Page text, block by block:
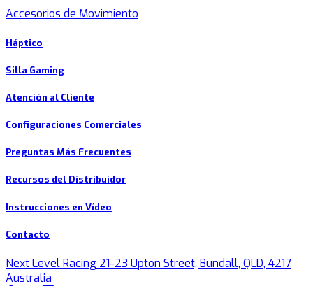
Accesorios de Movimiento
Háptico
Silla Gaming
Atención al Cliente
Configuraciones Comerciales
Preguntas Más Frecuentes
Recursos del Distribuidor
Instrucciones en Vídeo
Contacto
Next Level Racing 21-23 Upton Street, Bundall, QLD, 4217
Australia